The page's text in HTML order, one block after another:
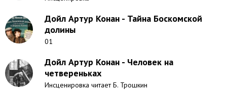
Дойл Артур Конан - Тайна Боскомской
долины
01
Дойл Артур Конан - Человек на
четвереньках
Инсценировка читает Б. Трошкин